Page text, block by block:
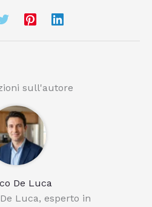
sull'autore
De Luca
Luca, esperto in